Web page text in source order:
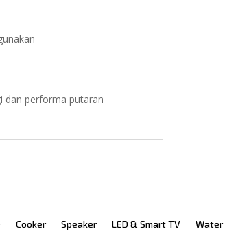
dan performa putaran
Cooker Speaker LED & Smart TV Water